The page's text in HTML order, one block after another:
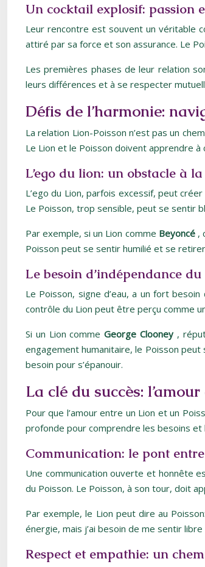
Un cocktail explosif: passion
Leur rencontre est souvent un véritable
attiré par sa force et son assurance. Le
Les premières phases de leur relation
leurs différences et à se respecter
Défis de l’harmonie:
La relation Lion-Poisson n’est pas un
Le Lion et le Poisson doivent apprendre
L’ego du lion: un obstacle à
L’ego du Lion, parfois excessif, peut
Le Poisson, trop sensible, peut se sentir
Par exemple, si un Lion comme Beyoncé ,
Poisson peut se sentir humilié et se
Le besoin d’indépendance
Le Poisson, signe d’eau, a un fort
contrôle du Lion peut être perçu comme
Si un Lion commeGeorge Clooney ,
engagement humanitaire, le Poisson
besoin pour s’épanouir.
La clé du succès:
Pour que l’amour entre un Lion et un
profonde pour comprendre les besoins et
Communication: le pont
Une communication ouverte et honnête
du Poisson. Le Poisson, à son tour, doit
Par exemple, le Lion peut dire au
énergie, mais j’ai besoin de me sentir
Respect et empathie: un